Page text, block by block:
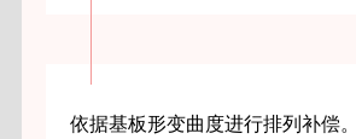
依据基板形变曲度进行排列补偿。